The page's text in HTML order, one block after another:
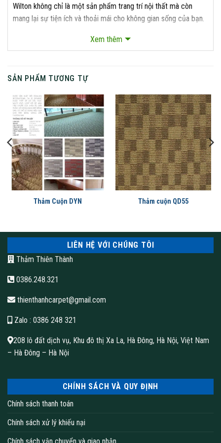
Wilton không chỉ là một sản phẩm trang trí nội thất mà còn
mang lại sự tiện ích và thoải mái cho không gian sống của bạn.
Với công nghệ sản xuất tiên tiến, các sợi thảm Wilton được tạo
ra từ những sợi tổng hợp chất lượng cao, giúp nó có khả năng
sản xuất của thảm Wilton cũng đảm bảo rằng các họa tiết và
Tại sao nên chọn thảm Wilton cho không gian nội
Xem thêm
SẢN PHẨM TƯƠNG TỰ
Thảm Cuộn DYN Thảm cuộn QD55
LIÊN HỆ VỚI CHÚNG TÔI
Thảm Thiên Thành
0386.248.321
thienthanhcarpet@gmail.com
Zalo : 0386 248 321
208 lô đất dịch vụ, Khu đô thị Xa La, Hà Đông, Hà Nội, Việt Nam
– Hà Đông – Hà Nội
CHÍNH SÁCH VÀ QUY ĐỊNH
Chính sách thanh toán
Chính sách xử lý khiếu nại